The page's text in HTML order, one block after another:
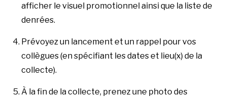
afficher le visuel promotionnel ainsi que la liste de
denrées.
Prévoyez un lancement et un rappel pour vos
collègues (en spécifiant les dates et lieu(x) de la
collecte).
À la fin de la collecte, prenez une photo des